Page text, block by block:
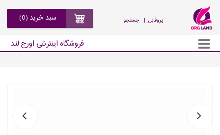
جستجو | پروفایل
فروشگاه اینترنتی اورج لند
سبد خرید (0)